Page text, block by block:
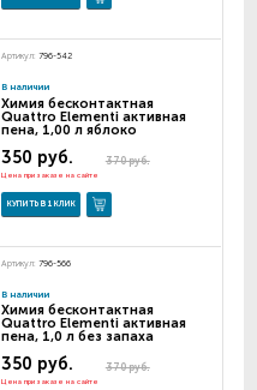
Артикул: 796-542
В наличии
Химия бесконтактная
Quattro Elementi активная
пена, 1,00 л яблоко
370 руб.
350 руб.
Цена при заказе на сайте
КУПИТЬ В 1 КЛИК
Артикул: 796-566
В наличии
Химия бесконтактная
Quattro Elementi активная
пена, 1,0 л без запаха
370 руб.
350 руб.
Цена при заказе на сайте